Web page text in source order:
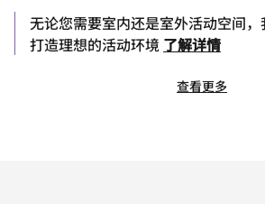
无论您需要室内还是室外活动空间
打造理想的活动环境 了解详情
查看更多